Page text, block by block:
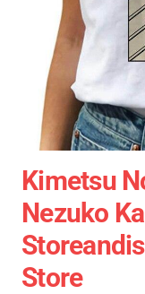
Kimetsu
Nezuko
Store